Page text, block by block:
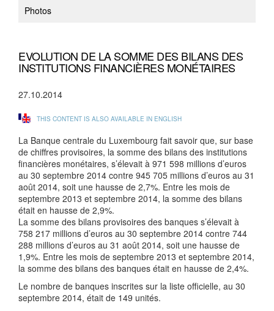
Photos
EVOLUTION DE LA SOMME DES BILANS DES
INSTITUTIONS FINANCIÈRES MONÉTAIRES
27.10.2014
THIS CONTENT IS ALSO AVAILABLE IN ENGLISH
La Banque centrale du Luxembourg fait savoir que, sur base
de chiffres provisoires, la somme des bilans des institutions
financières monétaires, s’élevait à 971 598 millions d’euros
au 30 septembre 2014 contre 945 705 millions d’euros au 31
août 2014, soit une hausse de 2,7%. Entre les mois de
septembre 2013 et septembre 2014, la somme des bilans
était en hausse de 2,9%.
La somme des bilans provisoires des banques s’élevait à
758 217 millions d’euros au 30 septembre 2014 contre 744
288 millions d’euros au 31 août 2014, soit une hausse de
1,9%. Entre les mois de septembre 2013 et septembre 2014,
la somme des bilans des banques était en hausse de 2,4%.
Le nombre de banques inscrites sur la liste officielle, au 30
septembre 2014, était de 149 unités.